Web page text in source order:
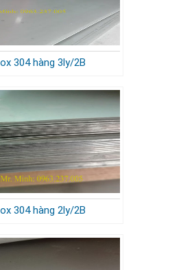
304 hàng 3ly/2B
304 hàng 2ly/2B